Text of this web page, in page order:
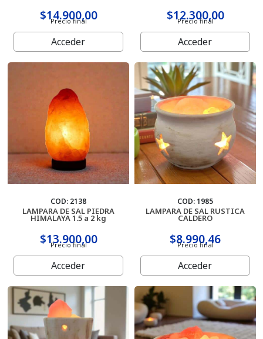
$14.900,00
Precio final
Acceder
$12.300,00
Precio final
Acceder
COD: 2138
LAMPARA DE SAL PIEDRA
HIMALAYA 1.5 a 2 kg
$13.900,00
Precio final
Acceder
COD: 1985
LAMPARA DE SAL RUSTICA
CALDERO
$8.990,46
Precio final
Acceder